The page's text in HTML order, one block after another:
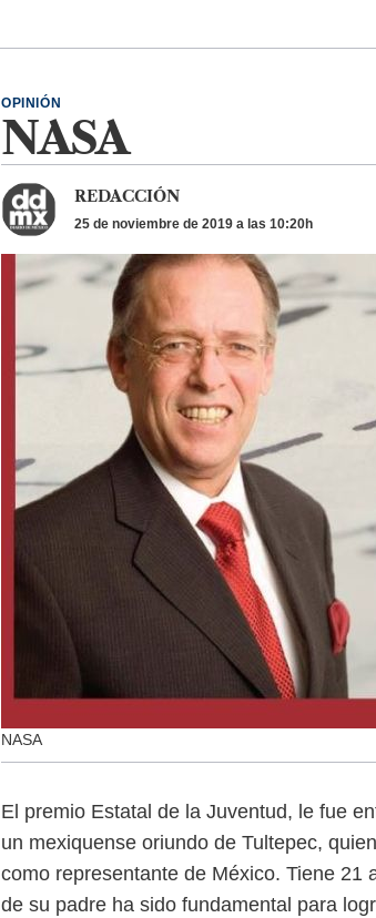
NASA
OPINIÓN
REDACCIÓN
25 de noviembre de 2019 a las 10:20h
NASA
El premio Estatal de la Juventud, le fue
un mexiquense oriundo de Tultepec,
como representante de México. Tiene 21
de su padre ha sido fundamental para